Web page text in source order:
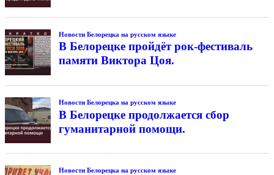
Новости Белорецка на русском языке
В Белорецке пройдёт рок-фестиваль
памяти Виктора Цоя.
Новости Белорецка на русском языке
В Белорецке продолжается сбор
гуманитарной помощи.
Новости Белорецка на русском языке